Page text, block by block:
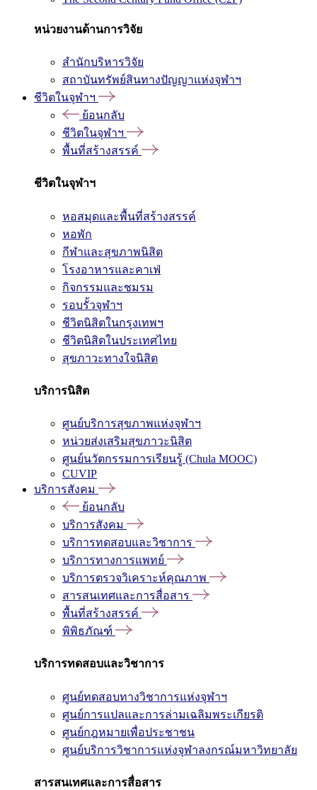
หน่วยงานด้านการวิจัย
สำนักบริหารวิจัย
สถาบันทรัพย์สินทางปัญญาแห่งจุฬาฯ
ชีวิตในจุฬาฯ
ย้อนกลับ
ชีวิตในจุฬาฯ
พื้นที่สร้างสรรค์
ชีวิตในจุฬาฯ
หอสมุดและพื้นที่สร้างสรรค์
หอพัก
กีฬาและสุขภาพนิสิต
โรงอาหารและคาเฟ่
กิจกรรมและชมรม
รอบรั้วจุฬาฯ
ชีวิตนิสิตในกรุงเทพฯ
ชีวิตนิสิตในประเทศไทย
สุขภาวะทางใจนิสิต
บริการนิสิต
ศูนย์บริการสุขภาพแห่งจุฬาฯ
หน่วยส่งเสริมสุขภาวะนิสิต
ศูนย์นวัตกรรมการเรียนรู้ (Chula MOOC)
CUVIP
บริการสังคม
ย้อนกลับ
บริการสังคม
บริการทดสอบและวิชาการ
บริการทางการแพทย์
บริการตรวจวิเคราะห์คุณภาพ
สารสนเทศและการสื่อสาร
พื้นที่สร้างสรรค์
พิพิธภัณฑ์
บริการทดสอบและวิชาการ
ศูนย์ทดสอบทางวิชาการแห่งจุฬาฯ
ศูนย์การแปลและการล่ามเฉลิมพระเกียรติ
ศูนย์กฎหมายเพื่อประชาชน
ศูนย์บริการวิชาการแห่งจุฬาลงกรณ์มหาวิทยาลัย
สารสนเทศและการสื่อสาร